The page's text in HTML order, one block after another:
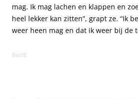
mag. Ik mag lachen en klappen en
heel lekker kan zitten”, grapt ze. “Ik
weer heen mag en dat ik weer bij de
BuzzE